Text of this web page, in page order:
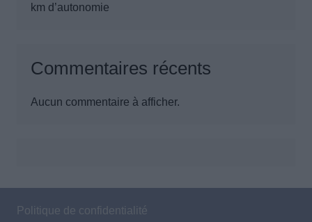
km d’autonomie
Commentaires récents
Aucun commentaire à afficher.
Politique de confidentialité